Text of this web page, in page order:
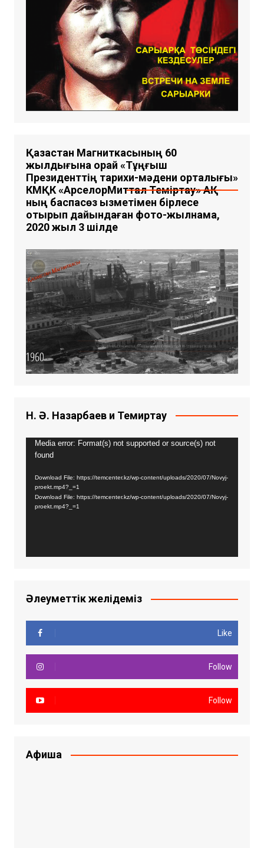
Қазақстан Магниткасының 60
жылдығына орай «Тұңғыш
Президенттің тарихи-мәдени орталығы»
КМҚК «АрселорМиттал Теміртау» АҚ-
ның баспасөз қызметімен бірлесе
отырып дайындаған фото-жылнама,
2020 жыл 3 шілде
Н. Ә. Назарбаев и Темиртау
Видео
плейер
Media error: Format(s) not supported or source(s) not
found
Download File: https://temcenter.kz/wp-content/uploads/2020/07/Novyj-
proekt.mp4?_=1
Download File: https://temcenter.kz/wp-content/uploads/2020/07/Novyj-
proekt.mp4?_=1
Әлеуметтік желідеміз
Like
Follow
Follow
Афиша